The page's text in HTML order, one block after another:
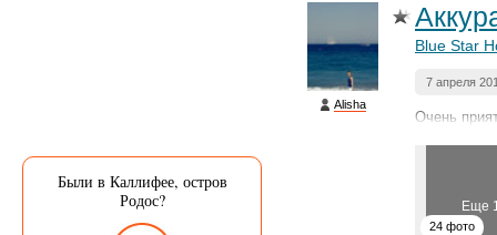
Были в Каллифее, остров
Родос?
Alisha
Blue Star
7 апреля
Очень
Еще
24 фото